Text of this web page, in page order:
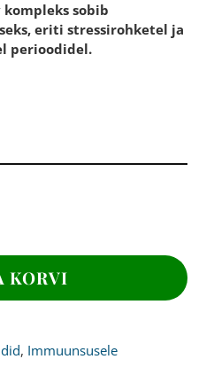
sobib
eriti stressirohketel ja
perioodidel.
KORVI
, Immuunsusele